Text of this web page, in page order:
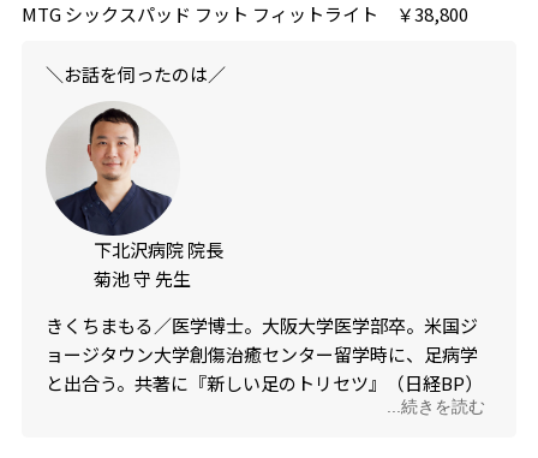
MTG シックスパッド フット フィットライト ￥38,800
＼お話を伺ったのは／
下北沢病院 院長
菊池 守 先生
きくちまもる／医学博士。大阪大学医学部卒。米国ジ
ョージタウン大学創傷治癒センター留学時に、足病学
と出合う。共著に『新しい足のトリセツ』（日経BP）
...続きを読む